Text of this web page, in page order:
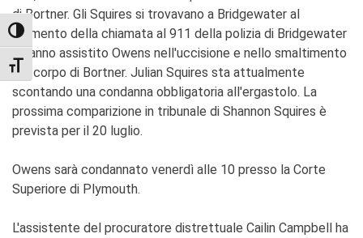
TOGGLE HIGH CONTRAST
TOGGLE FONT SIZE
di Bortner. Gli Squires si trovavano a Bridgewater al
momento della chiamata al 911 della polizia di Bridgewater
e hanno assistito Owens nell'uccisione e nello smaltimento
del corpo di Bortner. Julian Squires sta attualmente
scontando una condanna obbligatoria all'ergastolo. La
prossima comparizione in tribunale di Shannon Squires è
prevista per il 20 luglio.
Owens sarà condannato venerdì alle 10 presso la Corte
Superiore di Plymouth.
L'assistente del procuratore distrettuale Cailin Campbell ha